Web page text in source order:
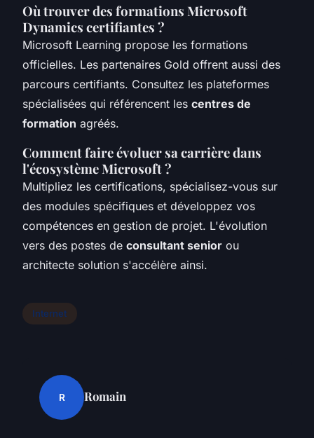
Où trouver des formations Microsoft
Dynamics certifiantes ?
Microsoft Learning propose les formations
officielles. Les partenaires Gold offrent aussi des
parcours certifiants. Consultez les plateformes
spécialisées qui référencent les centres de
formation agréés.
Comment faire évoluer sa carrière dans
l'écosystème Microsoft ?
Multipliez les certifications, spécialisez-vous sur
des modules spécifiques et développez vos
compétences en gestion de projet. L'évolution
vers des postes de consultant senior ou
architecte solution s'accélère ainsi.
Internet
R Romain